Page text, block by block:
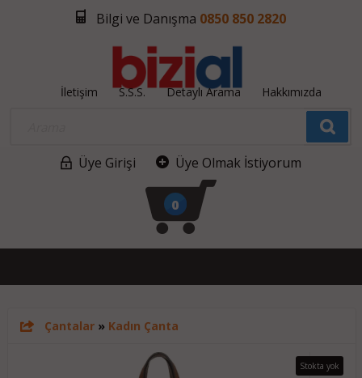
Bilgi ve Danışma 0850 850 2820
İletişim S.S.S. Detaylı Arama Hakkımızda
Üye Girişi Üye Olmak İstiyorum
0
Çantalar» Kadın Çanta
Stokta yok